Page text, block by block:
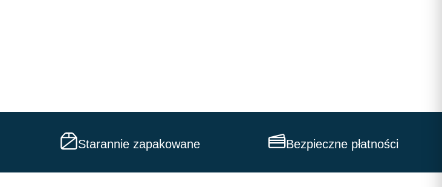
Starannie zapakowane Bezpieczne płatności